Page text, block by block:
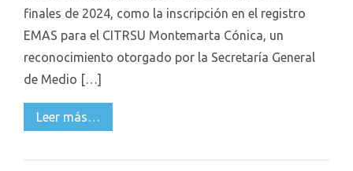
finales de 2024, como la inscripción en el registro
EMAS para el CITRSU Montemarta Cónica, un
reconocimiento otorgado por la Secretaría General
de Medio […]
Leer más…